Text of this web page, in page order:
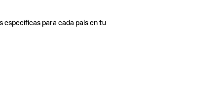
específicas para cada país en tu